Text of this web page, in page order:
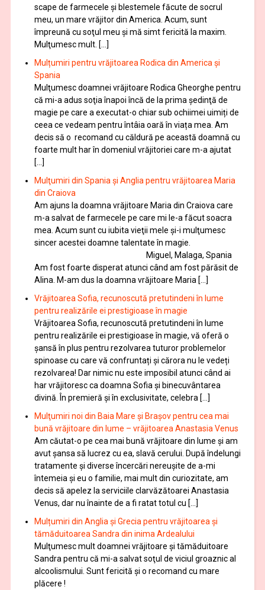
scape de farmecele şi blestemele făcute de socrul
meu, un mare vrăjitor din America. Acum, sunt
împreună cu soţul meu şi mă simt fericită la maxim.
Mulţumesc mult. […]
Mulțumiri pentru vrăjitoarea Rodica din America și
Spania
Mulţumesc doamnei vrăjitoare Rodica Gheorghe pentru
că mi-a adus soţia înapoi încă de la prima şedinţă de
magie pe care a executat-o chiar sub ochiimei uimiți de
ceea ce vedeam pentru întâia oară în viața mea. Am
decis să o recomand cu căldură pe această doamnă cu
foarte mult har în domeniul vrăjitoriei care m-a ajutat
[…]
Mulţumiri din Spania şi Anglia pentru vrăjitoarea Maria
din Craiova
Am ajuns la doamna vrăjitoare Maria din Craiova care
m-a salvat de farmecele pe care mi le-a făcut soacra
mea. Acum sunt cu iubita vieţii mele şi-i mulţumesc
sincer acestei doamne talentate în magie.
Miguel, Malaga, Spania
Am fost foarte disperat atunci când am fost părăsit de
Alina. M-am dus la doamna vrăjitoare Maria […]
Vrăjitoarea Sofia, recunoscută pretutindeni în lume
pentru realizările ei prestigioase în magie
Vrăjitoarea Sofia, recunoscută pretutindeni în lume
pentru realizările ei prestigioase în magie, vă oferă o
şansă în plus pentru rezolvarea tuturor problemelor
spinoase cu care vă confruntați și cărora nu le vedeți
rezolvarea! Dar nimic nu este imposibil atunci când ai
har vrăjitoresc ca doamna Sofia şi binecuvântarea
divină. În premieră şi în exclusivitate, celebra […]
Mulţumiri noi din Baia Mare și Brașov pentru cea mai
bună vrăjitoare din lume – vrăjitoarea Anastasia Venus
Am căutat-o pe cea mai bună vrăjitoare din lume și am
avut șansa să lucrez cu ea, slavă cerului. După îndelungi
tratamente şi diverse încercări nereușite de a-mi
întemeia şi eu o familie, mai mult din curiozitate, am
decis să apelez la serviciile clarvăzătoarei Anastasia
Venus, dar nu înainte de a fi ratat totul cu […]
Mulțumiri din Anglia și Grecia pentru vrăjitoarea și
tămăduitoarea Sandra din inima Ardealului
Mulţumesc mult doamnei vrăjitoare și tămăduitoare
Sandra pentru că mi-a salvat soţul de viciul groaznic al
alcoolismului. Sunt fericită și o recomand cu mare
plăcere !